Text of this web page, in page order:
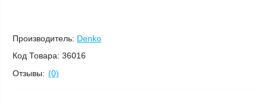
Производитель: Denko
Код Товара: 36016
Отзывы: (0)